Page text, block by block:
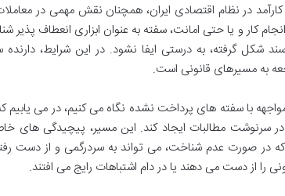
در نظام اقتصادی ایران، همچنان نقش مهمی در
کار و یا حتی امانت، سفته به عنوان ابزاری انعطاف پذیر
شکل گرفته، به درستی ایفا نشود. در این شرایط،
به مسیرهای قانونی است.
با سفته های پرداخت نشده نگاه می کنیم، در می یابیم
سرنوشت مطالبات ایجاد کند. این مسیر، پیچیدگی های
در صورت عدم شناخت، می تواند به سردرگمی و از دست
را از دست می دهند یا در دام اشتباهات رایج می افتند.